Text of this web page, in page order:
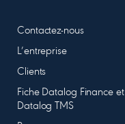
Contactez-nous
L’entreprise
Clients
Fiche Datalog Finance et
Datalog TMS